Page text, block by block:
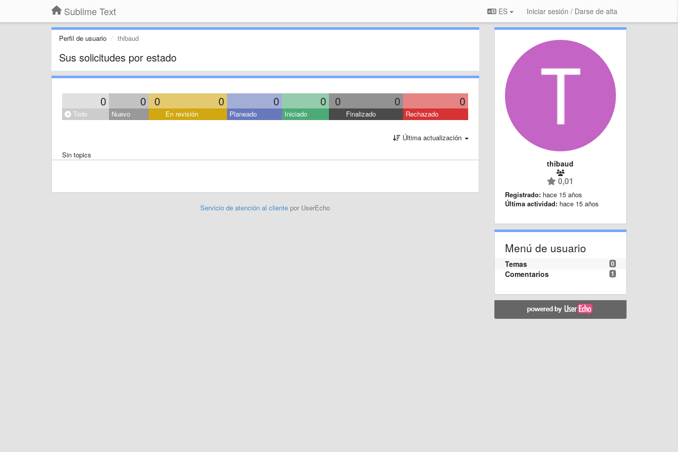
Sublime Text ES Iniciar sesión / Darse de alta
Perfil de usuario thibaud
Sus solicitudes por estado
0 0 0 0 0 0 0 0 0
Todo Nuevo En revisión Planeado Iniciado Finalizado Rechazado
Última actualización
Sin topics
Servicio de atención al clientepor UserEcho
thibaud
0,01
Registrado: hace 15 años
Última actividad: hace 15 años
Menú de usuario
0
Temas
1
Comentarios